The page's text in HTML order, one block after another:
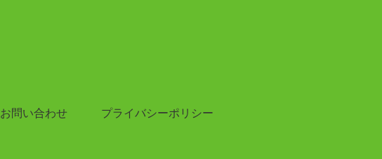
お問い合わせ プライバシーポリシー